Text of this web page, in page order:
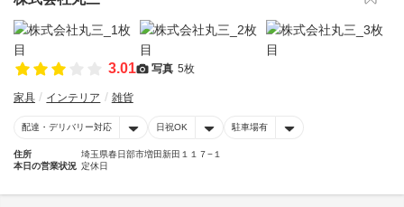
3.01 写真 5枚
家具 インテリア 雑貨
配達・デリバリー対応 日祝OK 駐車場有
住所
埼玉県春日部市増田新田１１７−１
本日の営業状況 定休日